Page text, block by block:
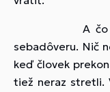
A čo nám
sebadôveru. Nič
keď človek
tiež neraz stretli.